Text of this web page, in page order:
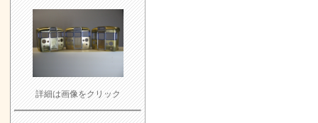
詳細は画像をクリック